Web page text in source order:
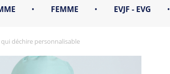
• FEMME • EVJF - EVG •
déchire personnalisable